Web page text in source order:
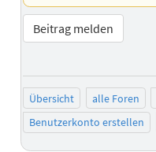
Beitrag melden
Übersicht alle Foren
Benutzerkonto erstellen